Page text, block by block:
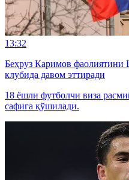
13:32
Беҳруз Каримов
клубида давом эттиради
18 ёшли футболчи виза
сафига қўшилади.